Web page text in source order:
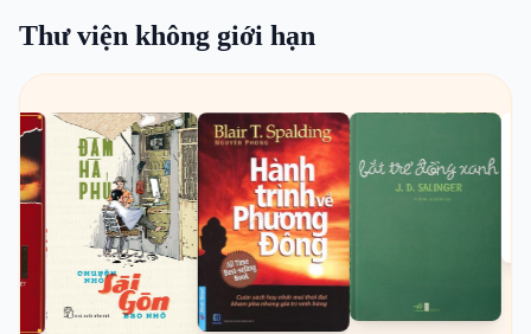
Thư viện không giới hạn